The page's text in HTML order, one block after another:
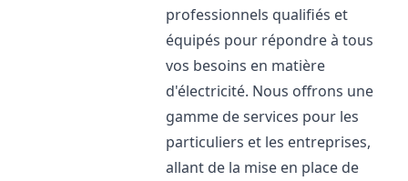
professionnels qualifiés et
équipés pour répondre à tous
vos besoins en matière
d'électricité. Nous offrons une
gamme de services pour les
particuliers et les entreprises,
allant de la mise en place de